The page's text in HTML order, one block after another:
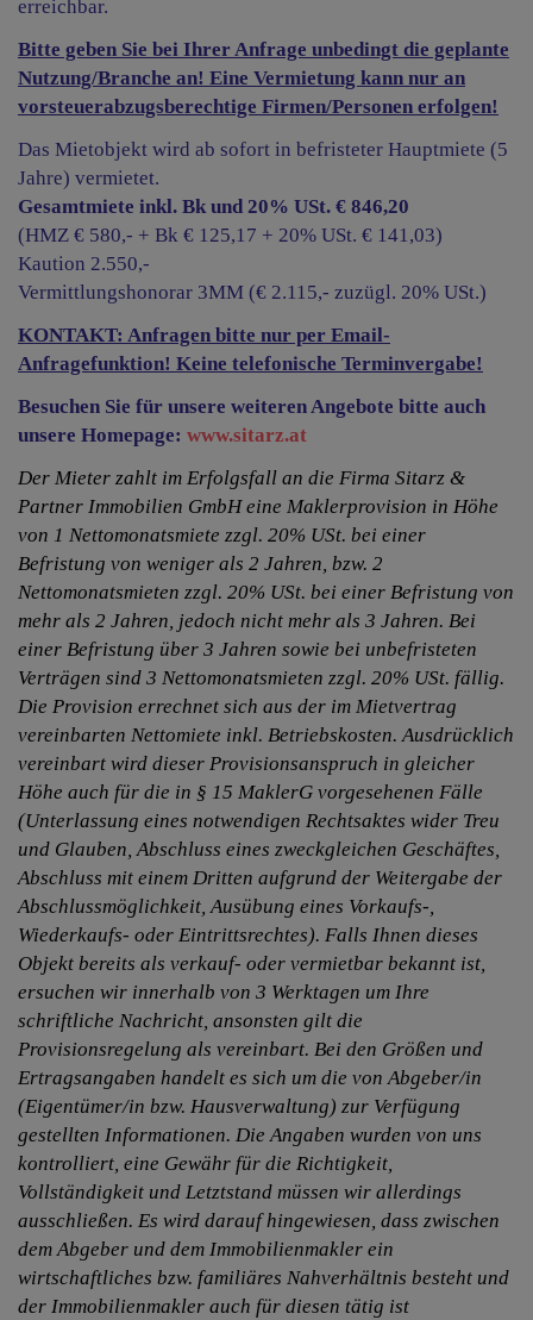
erreichbar.
Bitte geben Sie bei Ihrer Anfrage unbedingt die geplante
Nutzung/Branche an! Eine Vermietung kann nur an
vorsteuerabzugsberechtige Firmen/Personen erfolgen!
Das Mietobjekt wird ab sofort in befristeter Hauptmiete (5
Jahre) vermietet.
Gesamtmiete inkl. Bk und 20% USt. € 846,20
(HMZ € 580,- + Bk € 125,17 + 20% USt. € 141,03)
Kaution 2.550,-
Vermittlungshonorar 3MM (€ 2.115,- zuzügl. 20% USt.)
KONTAKT: Anfragen bitte nur per Email-
Anfragefunktion! Keine telefonische Terminvergabe!
Besuchen Sie für unsere weiteren Angebote bitte auch
unsere Homepage: www.sitarz.at
Der Mieter zahlt im Erfolgsfall an die Firma Sitarz &
Partner Immobilien GmbH eine Maklerprovision in Höhe
von 1 Nettomonatsmiete zzgl. 20% USt. bei einer
Befristung von weniger als 2 Jahren, bzw. 2
Nettomonatsmieten zzgl. 20% USt. bei einer Befristung von
mehr als 2 Jahren, jedoch nicht mehr als 3 Jahren. Bei
einer Befristung über 3 Jahren sowie bei unbefristeten
Verträgen sind 3 Nettomonatsmieten zzgl. 20% USt. fällig.
Die Provision errechnet sich aus der im Mietvertrag
vereinbarten Nettomiete inkl. Betriebskosten. Ausdrücklich
vereinbart wird dieser Provisionsanspruch in gleicher
Höhe auch für die in § 15 MaklerG vorgesehenen Fälle
(Unterlassung eines notwendigen Rechtsaktes wider Treu
und Glauben, Abschluss eines zweckgleichen Geschäftes,
Abschluss mit einem Dritten aufgrund der Weitergabe der
Abschlussmöglichkeit, Ausübung eines Vorkaufs-,
Wiederkaufs- oder Eintrittsrechtes). Falls Ihnen dieses
Objekt bereits als verkauf- oder vermietbar bekannt ist,
ersuchen wir innerhalb von 3 Werktagen um Ihre
schriftliche Nachricht, ansonsten gilt die
Provisionsregelung als vereinbart. Bei den Größen und
Ertragsangaben handelt es sich um die von Abgeber/in
(Eigentümer/in bzw. Hausverwaltung) zur Verfügung
gestellten Informationen. Die Angaben wurden von uns
kontrolliert, eine Gewähr für die Richtigkeit,
Vollständigkeit und Letztstand müssen wir allerdings
ausschließen. Es wird darauf hingewiesen, dass zwischen
dem Abgeber und dem Immobilienmakler ein
wirtschaftliches bzw. familiäres Nahverhältnis besteht und
der Immobilienmakler auch für diesen tätig ist